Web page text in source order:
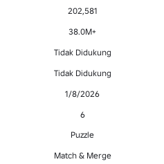
202,581
38.0M+
Tidak Didukung
Tidak Didukung
1/8/2026
6
Puzzle
Match & Merge